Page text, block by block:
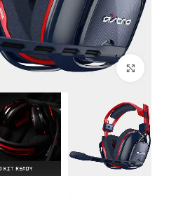
Click to enlarge